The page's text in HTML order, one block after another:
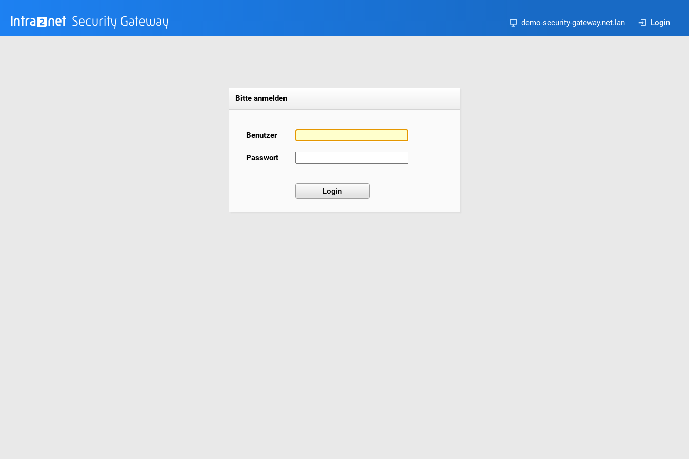
demo-security-gateway.net.lan Login
Bitte anmelden
Benutzer
Passwort